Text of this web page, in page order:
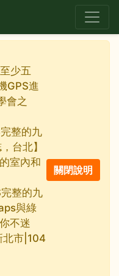
少五
GPS進
會之
整的九
台北】
室內和
整的九
與綠
不迷
北市|104